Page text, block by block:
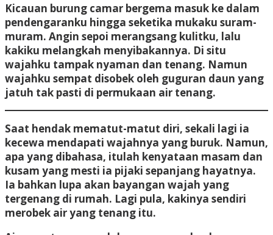
Kicauan burung camar bergema masuk ke dalam
pendengaranku hingga seketika mukaku suram-
muram. Angin sepoi merangsang kulitku, lalu
kakiku melangkah menyibakannya. Di situ
wajahku tampak nyaman dan tenang. Namun
wajahku sempat disobek oleh guguran daun yang
jatuh tak pasti di permukaan air tenang.
Saat hendak mematut-matut diri, sekali lagi ia
kecewa mendapati wajahnya yang buruk. Namun,
apa yang dibahasa, itulah kenyataan masam dan
kusam yang mesti ia pijaki sepanjang hayatnya.
Ia bahkan lupa akan bayangan wajah yang
tergenang di rumah. Lagi pula, kakinya sendiri
merobek air yang tenang itu.